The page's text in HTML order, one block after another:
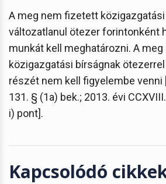
A meg nem fizetett
változatlanul ötezer forintonként
munkát kell meghatározni. A
közigazgatási bírságnak
részét nem kell figyelembe venni
131. § (1a) bek.; 2013. évi
i) pont].
Kapcsolódó